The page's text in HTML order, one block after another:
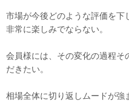
市場が今後どのような評価を下
非常に楽しみでならない。
会員様には、その変化の過程そ
だきたい。
相場全体に切り返しムードが強